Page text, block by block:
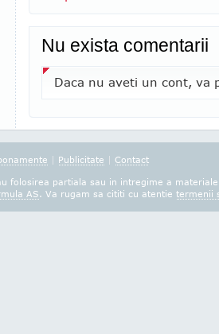
Nu exista comentarii
Daca nu aveti un cont, va
| Publicitate | Contact
folosirea partiala sau in intregime a
AS. Va rugam sa cititi cu atentie termenii